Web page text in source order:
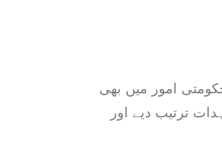
امور میں بھی
ترتیب دیے اور